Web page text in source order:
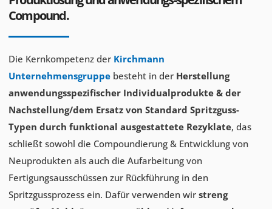
Compound.
Die Kernkompetenz der Kirchmann
Unternehmensgruppe besteht in der Herstellung
anwendungsspezifischer Individualprodukte & der
Nachstellung/dem Ersatz von Standard Spritzguss-
Typen durch funktional ausgestattete Rezyklate, das
schließt sowohl die Compoundierung & Entwicklung von
Neuprodukten als auch die Aufarbeitung von
Fertigungsausschüssen zur Rückführung in den
Spritzgussprozess ein. Dafür verwenden wir streng